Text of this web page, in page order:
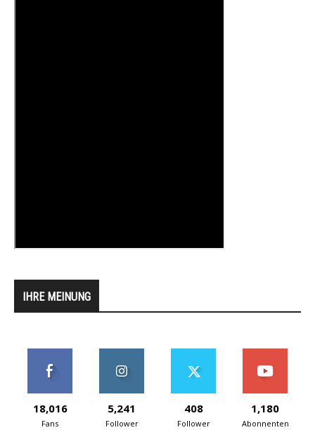
IHRE MEINUNG
18,016
Fans
5,241
Follower
408
Follower
1,180
Abonnenten